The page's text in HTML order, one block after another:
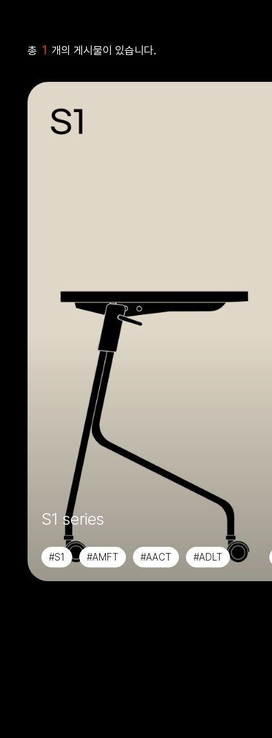
총 1 개의 게시물이 있습니다.
S1 series
#S1 #AMFT #AACT #ADLT